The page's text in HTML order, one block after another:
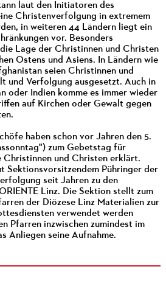
laut den Initiatoren des
Christenverfolgung in extremem
in weiteren 44 Ländern liegt ein
vor. Besonders
Lage der Christinnen und Christen
Ostens und Asiens. In Ländern wie
seien Christinnen und
und Verfolgung ausgesetzt. Auch in
oder Indien komme es immer wieder
auf Kirchen oder Gewalt gegen
haben schon vor Jahren den 5.
zum Gebetstag für
und Christen erklärt.
Sektionsvorsitzendem Pühringer der
seit Jahren zu den
Linz. Die Sektion stellt zum
der Diözese Linz Materialien zur
verwendet werden
Pfarren inzwischen zumindest im
Anliegen seine Aufnahme.